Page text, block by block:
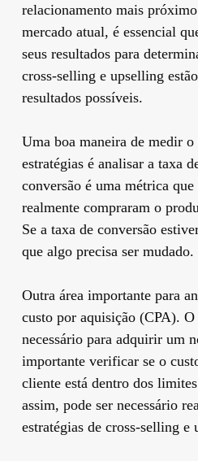
relacionamento mais
mercado atual, é essencial
seus resultados para
cross-selling e upselling
resultados possíveis.
Uma boa maneira de medir o
estratégias é analisar a taxa
conversão é uma métrica que
realmente compraram o
Se a taxa de conversão
que algo precisa ser mudado.
Outra área importante para
custo por aquisição (CPA).
necessário para adquirir um
importante verificar se o
cliente está dentro dos
assim, pode ser necessário
estratégias de cross-selling e